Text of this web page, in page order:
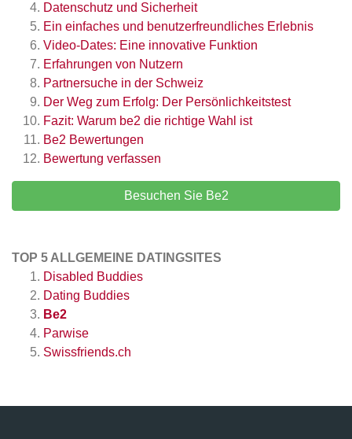
Datenschutz und Sicherheit
Ein einfaches und benutzerfreundliches Erlebnis
Video-Dates: Eine innovative Funktion
Erfahrungen von Nutzern
Partnersuche in der Schweiz
Der Weg zum Erfolg: Der Persönlichkeitstest
Fazit: Warum be2 die richtige Wahl ist
Be2 Bewertungen
Bewertung verfassen
Besuchen Sie Be2
TOP 5 ALLGEMEINE DATINGSITES
Disabled Buddies
Dating Buddies
Be2
Parwise
Swissfriends.ch